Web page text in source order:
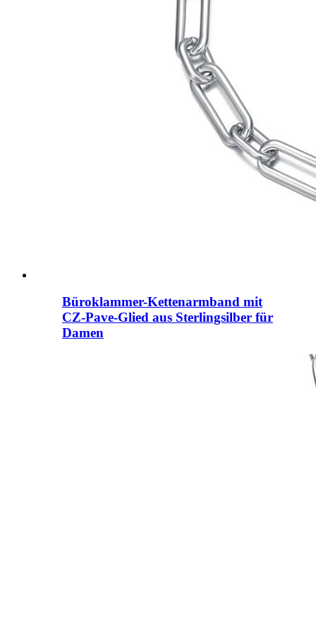
Büroklammer-Kettenarmband mit
CZ-Pave-Glied aus Sterlingsilber für
Damen